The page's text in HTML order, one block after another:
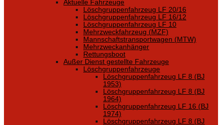
Aktuelle Fahrzeuge
Löschgruppenfahrzeug LF 20/16
Löschgruppenfahrzeug LF 16/12
Löschgruppenfahrzeug LF 10
Mehrzweckfahrzeug (MZF)
Mannschaftstransportwagen (MTW)
Mehrzweckanhänger
Rettungsboot
Außer Dienst gestellte Fahrzeuge
Löschgruppenfahrzeuge
Löschgruppenfahrzeug LF 8 (BJ
1953)
Löschgruppenfahrzeug LF 8 (BJ
1964)
Löschgruppenfahrzeug LF 16 (BJ
1974)
Löschgruppenfahrzeug LF 8 (BJ